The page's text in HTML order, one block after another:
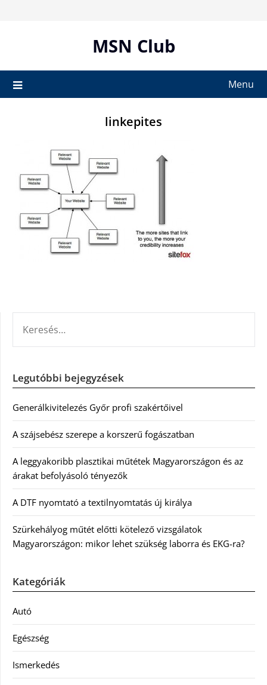
MSN Club
Menu
linkepites
Legutóbbi bejegyzések
Generálkivitelezés Győr profi szakértőivel
A szájsebész szerepe a korszerű fogászatban
A leggyakoribb plasztikai műtétek Magyarországon és az
árakat befolyásoló tényezők
A DTF nyomtató a textilnyomtatás új királya
Szürkehályog műtét előtti kötelező vizsgálatok
Magyarországon: mikor lehet szükség laborra és EKG-ra?
Kategóriák
Autó
Egészség
Ismerkedés